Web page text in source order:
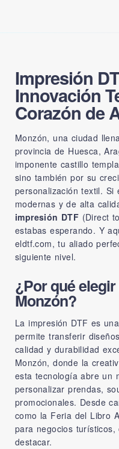
Impresión
Innovación
Corazón de
Monzón, una ciudad
provincia de Huesca,
imponente castillo
sino también por su
personalización textil. Si
modernas y de alta
impresión DTF (Direct
estabas esperando. Y
eldtf.com, tu aliado
siguiente nivel.
¿Por qué
Monzón?
La impresión DTF es
permite transferir
calidad y durabilidad
Monzón, donde la
esta tecnología abre un
personalizar prendas,
promocionales. Desde
como la Feria del Libro
para negocios
destacar.